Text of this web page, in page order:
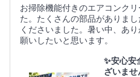
お掃除機能付きのエアコンク
た。たくさんの部品がありま
くださいました。暑い中、あ
願いしたいと思います。
✨安心安
ざいませ